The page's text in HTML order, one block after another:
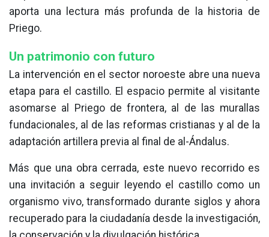
aporta una lectura más profunda de la historia de
Priego.
Un patrimonio con futuro
La intervención en el sector noroeste abre una nueva
etapa para el castillo. El espacio permite al visitante
asomarse al Priego de frontera, al de las murallas
fundacionales, al de las reformas cristianas y al de la
adaptación artillera previa al final de al-Ándalus.
Más que una obra cerrada, este nuevo recorrido es
una invitación a seguir leyendo el castillo como un
organismo vivo, transformado durante siglos y ahora
recuperado para la ciudadanía desde la investigación,